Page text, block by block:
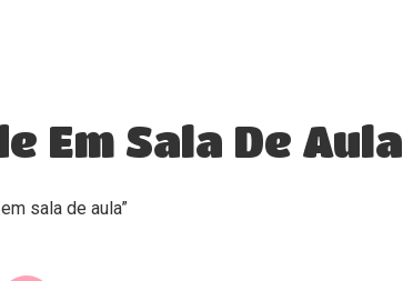
Em Sala De Aula
sala de aula”